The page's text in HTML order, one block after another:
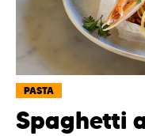
PASTA
Spaghetti